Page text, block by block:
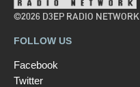
©2026 D3EP RADIO NETWORK
FOLLOW US
Facebook
Twitter